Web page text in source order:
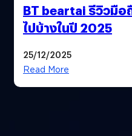
BT beartai รีวิวมือ
ไปบ้างในปี 2025
25/12/2025
Read More